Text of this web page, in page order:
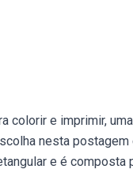
colorir e imprimir,
nesta
e é composta